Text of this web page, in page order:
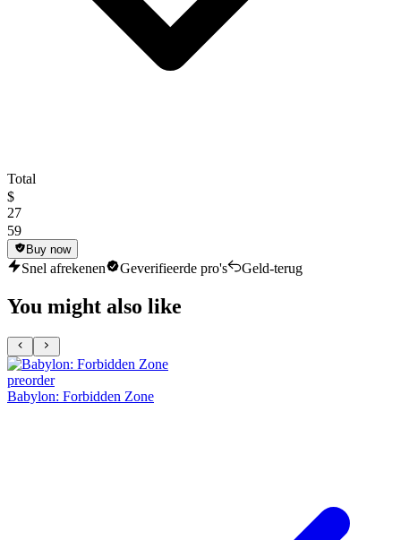
Total
$
27
59
Buy now
Snel afrekenen Geverifieerde pro's Geld-terug
You might also like
preorder
Babylon: Forbidden Zone